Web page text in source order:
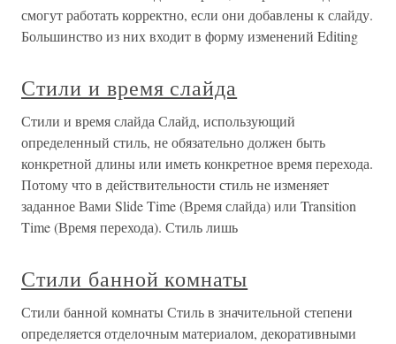
смогут работать корректно, если они добавлены к слайду.
Большинство из них входит в форму изменений Editing
Стили и время слайда
Стили и время слайда Слайд, использующий
определенный стиль, не обязательно должен быть
конкретной длины или иметь конкретное время перехода.
Потому что в действительности стиль не изменяет
заданное Вами Slide Time (Время слайда) или Transition
Time (Время перехода). Стиль лишь
Стили банной комнаты
Стили банной комнаты Стиль в значительной степени
определяется отделочным материалом, декоративными